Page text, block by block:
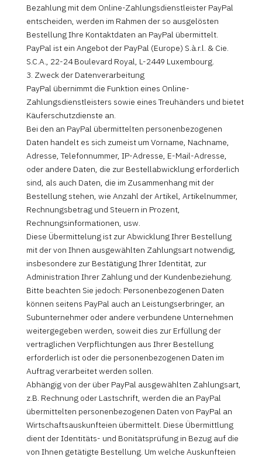
Bezahlung mit dem Online-Zahlungsdienstleister PayPal
entscheiden, werden im Rahmen der so ausgelösten
Bestellung Ihre Kontaktdaten an PayPal übermittelt.
PayPal ist ein Angebot der PayPal (Europe) S.à.r.l. & Cie.
S.C.A., 22-24 Boulevard Royal, L-2449 Luxembourg.
3. Zweck der Datenverarbeitung
PayPal übernimmt die Funktion eines Online-
Zahlungsdienstleisters sowie eines Treuhänders und bietet
Käuferschutzdienste an.
Bei den an PayPal übermittelten personenbezogenen
Daten handelt es sich zumeist um Vorname, Nachname,
Adresse, Telefonnummer, IP-Adresse, E-Mail-Adresse,
oder andere Daten, die zur Bestellabwicklung erforderlich
sind, als auch Daten, die im Zusammenhang mit der
Bestellung stehen, wie Anzahl der Artikel, Artikelnummer,
Rechnungsbetrag und Steuern in Prozent,
Rechnungsinformationen, usw.
Diese Übermittelung ist zur Abwicklung Ihrer Bestellung
mit der von Ihnen ausgewählten Zahlungsart notwendig,
insbesondere zur Bestätigung Ihrer Identität, zur
Administration Ihrer Zahlung und der Kundenbeziehung.
Bitte beachten Sie jedoch: Personenbezogenen Daten
können seitens PayPal auch an Leistungserbringer, an
Subunternehmer oder andere verbundene Unternehmen
weitergegeben werden, soweit dies zur Erfüllung der
vertraglichen Verpflichtungen aus Ihrer Bestellung
erforderlich ist oder die personenbezogenen Daten im
Auftrag verarbeitet werden sollen.
Abhängig von der über PayPal ausgewählten Zahlungsart,
z.B. Rechnung oder Lastschrift, werden die an PayPal
übermittelten personenbezogenen Daten von PayPal an
Wirtschaftsauskunfteien übermittelt. Diese Übermittlung
dient der Identitäts- und Bonitätsprüfung in Bezug auf die
von Ihnen getätigte Bestellung. Um welche Auskunfteien